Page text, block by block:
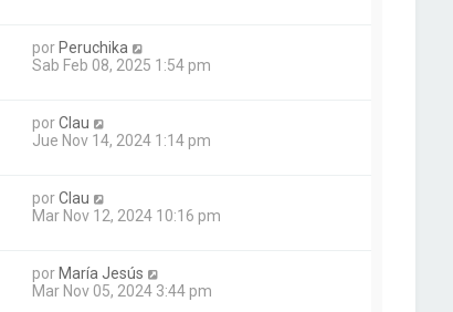
porPeruchika
Sab Feb 08, 2025 1:54 pm
porClau
Jue Nov 14, 2024 1:14 pm
porClau
Mar Nov 12, 2024 10:16 pm
porMaría Jesús
Mar Nov 05, 2024 3:44 pm